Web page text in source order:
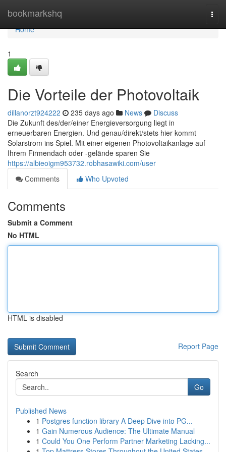
bookmarkshq
Home
Home
1
Die Vorteile der Photovoltaik
dillanorzt924222 235 days ago News
Discuss
Die Zukunft des/der/einer Energieversorgung liegt in
erneuerbaren Energien. Und genau/direkt/stets hier kommt
Solarstrom ins Spiel. Mit einer eigenen Photovoltaikanlage auf
Ihrem Firmendach oder -gelände sparen Sie
https://albieoigm953732.robhasawiki.com/user
Comments
Who Upvoted
Comments
Submit a Comment
No HTML
HTML is disabled
Report Page
Search
Go
Published News
1 Postgres function library A Deep Dive into PG...
1 Gain Numerous Audience: The Ultimate Manual
1 Could You One Perform Partner Marketing Lacking...